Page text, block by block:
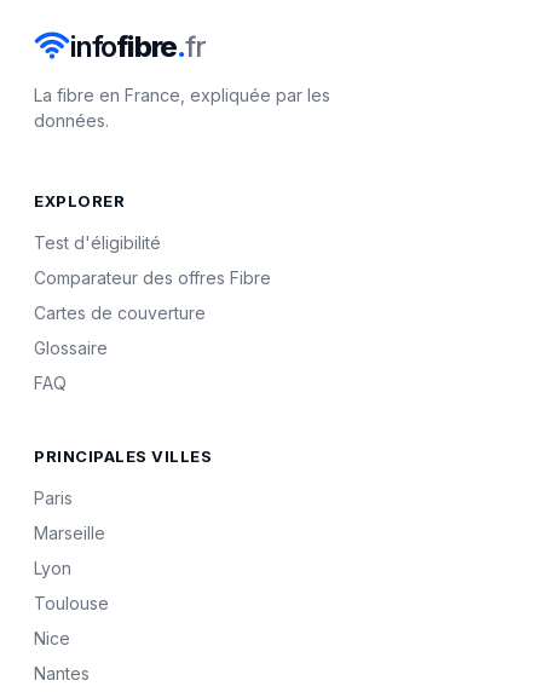
infofibre.fr
La fibre en France, expliquée par les
données.
EXPLORER
Test d'éligibilité
Comparateur des offres Fibre
Cartes de couverture
Glossaire
FAQ
PRINCIPALES VILLES
Paris
Marseille
Lyon
Toulouse
Nice
Nantes